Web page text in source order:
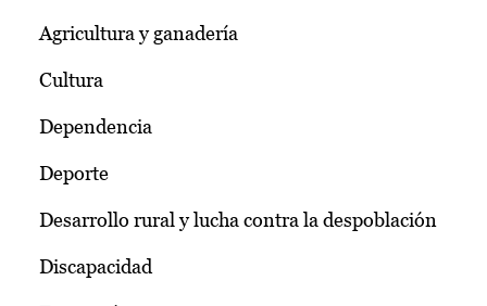
Agricultura y ganadería
Cultura
Dependencia
Deporte
Desarrollo rural y lucha contra la despoblación
Discapacidad